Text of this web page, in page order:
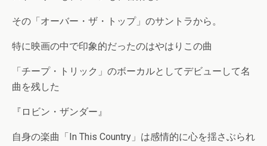
その「オーバー・ザ・トップ」のサントラから。
特に映画の中で印象的だったのはやはりこの曲
「チープ・トリック」のボーカルとしてデビューして名
曲を残した
『ロビン・ザンダー』
自身の楽曲「In This Country」は感情的に心を揺さぶられ